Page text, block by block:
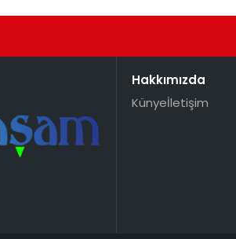
Hakkımızda
Künyeİletişim